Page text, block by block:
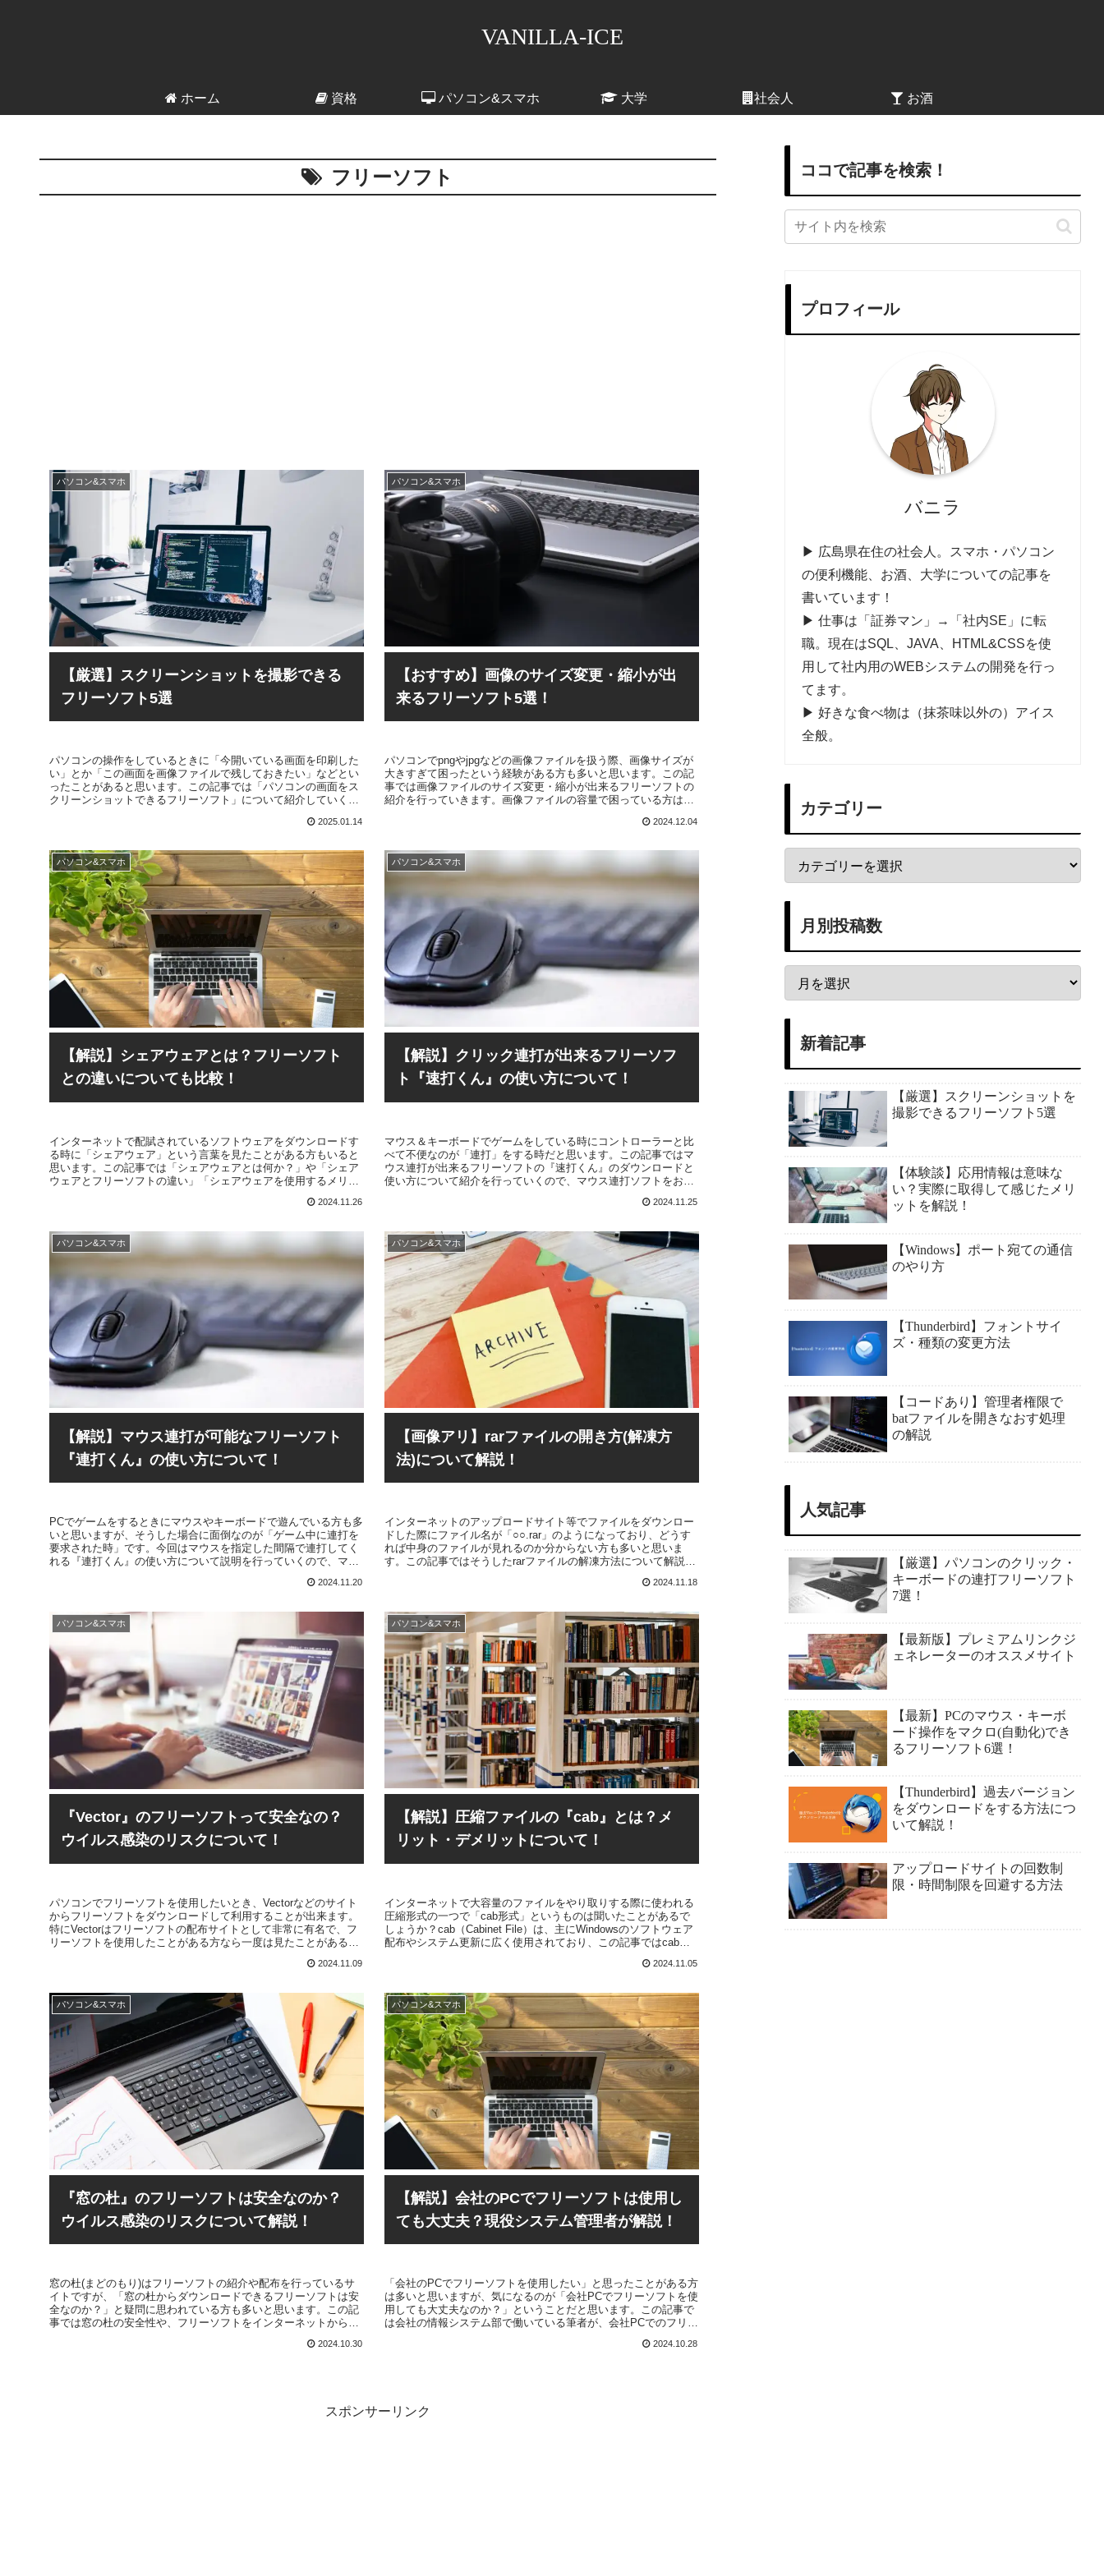
VANILLA-ICE
ホーム 資格 パソコン&スマホ 大学 社会人 お酒
フリーソフト
パソコン&スマホ
【厳選】スクリーンショットを撮影できる
フリーソフト5選
パソコンの操作をしているときに「今開いている画面を印刷した
い」とか「この画面を画像ファイルで残しておきたい」などとい
ったことがあると思います。この記事では「パソコンの画面をス
クリーンショットできるフリーソフト」について紹介していくの
2025.01.14
パソコン&スマホ
【おすすめ】画像のサイズ変更・縮小が出
来るフリーソフト5選！
パソコンでpngやjpgなどの画像ファイルを扱う際、画像サイズが
大きすぎて困ったという経験がある方も多いと思います。この記
事では画像ファイルのサイズ変更・縮小が出来るフリーソフトの
紹介を行っていきます。画像ファイルの容量で困っている方はぜ
2024.12.04
パソコン&スマホ
【解説】シェアウェアとは？フリーソフト
との違いについても比較！
インターネットで配賦されているソフトウェアをダウンロードす
る時に「シェアウェア」という言葉を見たことがある方もいると
思います。この記事では「シェアウェアとは何か？」や「シェア
ウェアとフリーソフトの違い」「シェアウェアを使用するメリッ
2024.11.26
パソコン&スマホ
【解説】クリック連打が出来るフリーソフ
ト『速打くん』の使い方について！
マウス＆キーボードでゲームをしている時にコントローラーと比
べて不便なのが「連打」をする時だと思います。この記事ではマ
ウス連打が出来るフリーソフトの『速打くん』のダウンロードと
使い方について紹介を行っていくので、マウス連打ソフトをお探
2024.11.25
パソコン&スマホ
【解説】マウス連打が可能なフリーソフト
『連打くん』の使い方について！
PCでゲームをするときにマウスやキーボードで遊んでいる方も多
いと思いますが、そうした場合に面倒なのが「ゲーム中に連打を
要求された時」です。今回はマウスを指定した間隔で連打してく
れる『連打くん』の使い方について説明を行っていくので、マウ
2024.11.20
パソコン&スマホ
【画像アリ】rarファイルの開き方(解凍方
法)について解説！
インターネットのアップロードサイト等でファイルをダウンロー
ドした際にファイル名が「○○.rar」のようになっており、どうす
れば中身のファイルが見れるのか分からない方も多いと思いま
す。この記事ではそうしたrarファイルの解凍方法について解説を
2024.11.18
パソコン&スマホ
『Vector』のフリーソフトって安全なの？
ウイルス感染のリスクについて！
パソコンでフリーソフトを使用したいとき、Vectorなどのサイト
からフリーソフトをダウンロードして利用することが出来ます。
特にVectorはフリーソフトの配布サイトとして非常に有名で、フ
リーソフトを使用したことがある方なら一度は見たことがあると
2024.11.09
パソコン&スマホ
【解説】圧縮ファイルの『cab』とは？メ
リット・デメリットについて！
インターネットで大容量のファイルをやり取りする際に使われる
圧縮形式の一つで「cab形式」というものは聞いたことがあるで
しょうか？cab（Cabinet File）は、主にWindowsのソフトウェア
配布やシステム更新に広く使用されており、この記事ではcab形
2024.11.05
パソコン&スマホ
『窓の杜』のフリーソフトは安全なのか？
ウイルス感染のリスクについて解説！
窓の杜(まどのもり)はフリーソフトの紹介や配布を行っているサ
イトですが、「窓の杜からダウンロードできるフリーソフトは安
全なのか？」と疑問に思われている方も多いと思います。この記
事では窓の杜の安全性や、フリーソフトをインターネットからダ
2024.10.30
パソコン&スマホ
【解説】会社のPCでフリーソフトは使用し
ても大丈夫？現役システム管理者が解説！
「会社のPCでフリーソフトを使用したい」と思ったことがある方
は多いと思いますが、気になるのが「会社PCでフリーソフトを使
用しても大丈夫なのか？」ということだと思います。この記事で
は会社の情報システム部で働いている筆者が、会社PCでのフリー
2024.10.28
スポンサーリンク
ココで記事を検索！
プロフィール
バニラ
▶ 広島県在住の社会人。スマホ・パソコン
の便利機能、お酒、大学についての記事を
書いています！
▶ 仕事は「証券マン」→「社内SE」に転
職。現在はSQL、JAVA、HTML&CSSを使
用して社内用のWEBシステムの開発を行っ
てます。
▶ 好きな食べ物は（抹茶味以外の）アイス
全般。
カテゴリー
月別投稿数
新着記事
【厳選】スクリーンショットを
撮影できるフリーソフト5選
【体験談】応用情報は意味な
い？実際に取得して感じたメリ
ットを解説！
【Windows】ポート宛ての通信
のやり方
【Thunderbird】フォントサイ
ズ・種類の変更方法
【コードあり】管理者権限で
batファイルを開きなおす処理
の解説
人気記事
【厳選】パソコンのクリック・
キーボードの連打フリーソフト
7選！
【最新版】プレミアムリンクジ
ェネレーターのオススメサイト
【最新】PCのマウス・キーボ
ード操作をマクロ(自動化)でき
るフリーソフト6選！
【Thunderbird】過去バージョン
をダウンロードをする方法につ
いて解説！
アップロードサイトの回数制
限・時間制限を回避する方法